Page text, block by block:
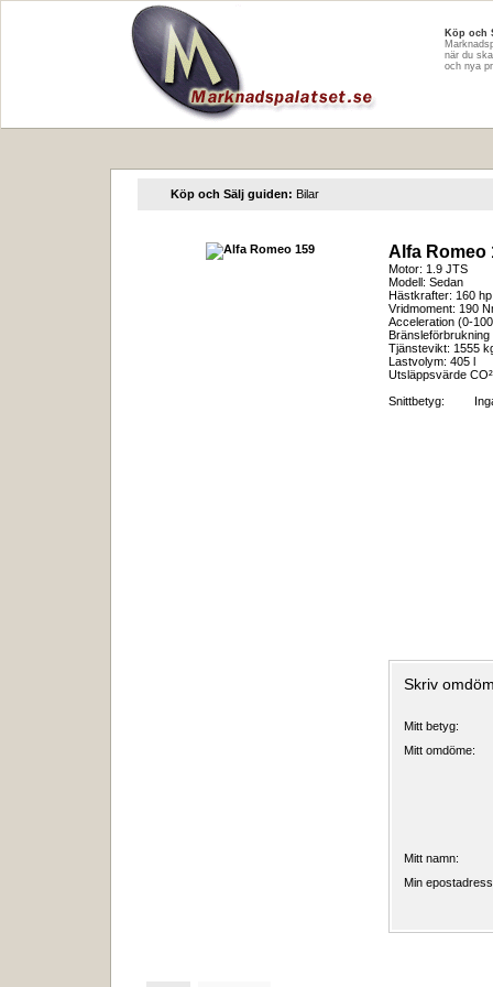
Köp och
när du
och nya
Köp och Sälj guiden: Bilar
Alfa Romeo
Motor: 1.9 JTS
Modell: Sedan
Hästkrafter: 160 hp
Vridmoment: 190
Acceleration (0-
Tjänstevikt: 1555
Lastvolym: 405 l
Utsläppsvärde
Snittbetyg:
Skriv
Mitt betyg:
Mitt omdöme:
Mitt namn:
Min